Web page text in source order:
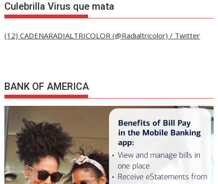
Culebrilla Virus que mata
(12) CADENARADIALTRICOLOR (@Radialtricolor) / Twitter
BANK OF AMERICA